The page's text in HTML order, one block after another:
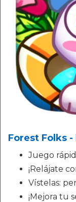
Forest Folks -
Juego
¡Relájate
Vístelas:
¡Mejora tu